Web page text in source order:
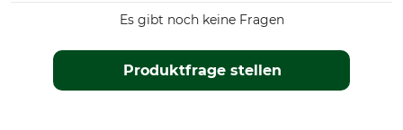
Produktfrage stellen
Es gibt noch keine Fragen